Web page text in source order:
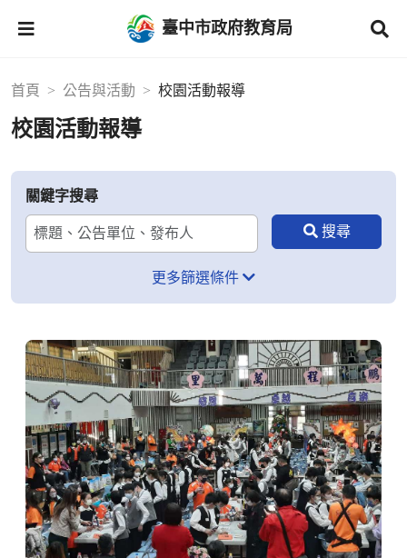
臺中市政府教育局
首頁 公告與活動 校園活動報導
校園活動報導
關鍵字搜尋
更多篩選條件